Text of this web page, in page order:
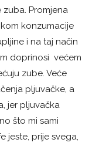
Promjena
konzumacije
i na taj način
doprinosi većem
zube. Veće
pljuvačke, a
jer pljuvačka
što mi sami
jeste, prije svega,